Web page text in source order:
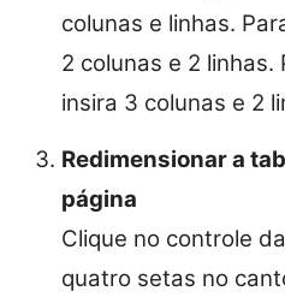
colunas e linhas.
2 colunas e 2
insira 3 colunas e 2
Redimensionar a
página
Clique no controle
quatro setas no